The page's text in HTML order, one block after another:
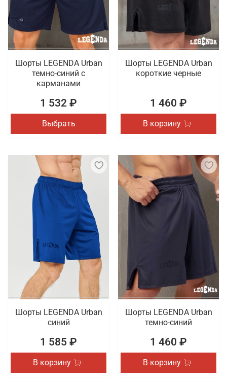
оригинальные модели, выпуском которых
занимаются проверенные бренды. Гарантируется
быстрая доставка оформленных онлайн покупок
по Кургану.
Шорты LEGENDA Urban
темно-синий с
карманами
1 532 ₽
Выбрать
Шорты LEGENDA Urban
короткие черные
1 460 ₽
В корзину
Шорты LEGENDA Urban
синий
1 585 ₽
В корзину
Шорты LEGENDA Urban
темно-синий
1 460 ₽
В корзину